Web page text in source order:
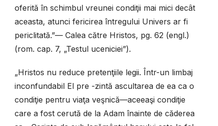
oferită în schimbul vreunei condiţii mai mici decât
aceasta, atunci fericirea întregului Univers ar fi
periclitată.”— Calea către Hristos, pg. 62 (engl.)
(rom. cap. 7, „Testul uceniciei”).
„Hristos nu reduce pretenţiile legii. Într-un limbaj
inconfundabil El pre -zintă ascultarea de ea ca o
condiţie pentru viaţa veşnică—aceeaşi condiţie
care a fost cerută de la Adam înainte de căderea